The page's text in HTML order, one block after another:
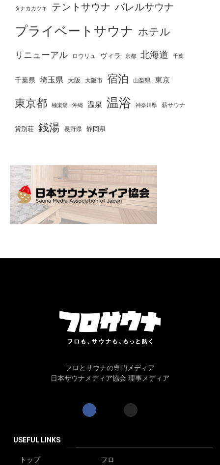
タナカカツキ テントサウナ バレルサウナ
プライベートサウナ ホテル
リニューアル ロウリュ ヴィラ 京都 北海道 千葉
千葉県 埼玉県 大阪 大阪市 宿泊 山梨県 東京
東京都 極楽湯 沖縄 温泉 温浴 神奈川県 薪サウナ
貸別荘 銭湯 長野県 静岡県
フロとサウナの専門メディア
日本サウナメディア協会 理事メディア
USEFUL LINKS
トップ フロ